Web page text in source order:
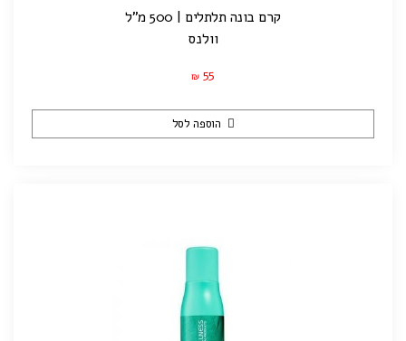
קרם בונה תלתלים | 500 מ"ל
וולנס
₪ 55
הוספה לסל